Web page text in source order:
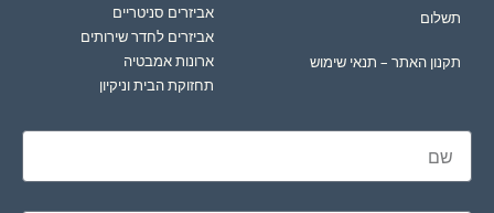
תשלום
תקנון האתר – תנאי שימוש
אביזרים סניטריים
אביזרים לחדר שירותים
ארונות אמבטיה
תחזוקת הבית וניקיון